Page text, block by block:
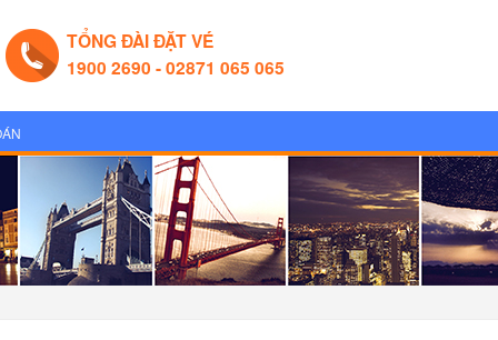
TỔNG ĐÀI ĐẶT VÉ
1900 2690 - 02871 065 065